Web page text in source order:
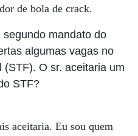
de bola de crack.
mandato do
algumas vagas no
(STF). O sr. aceitaria um
STF?
aceitaria. Eu sou quem